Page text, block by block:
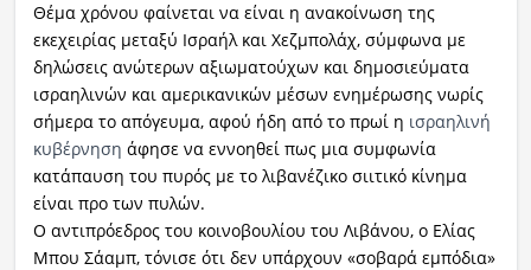
Εκπομπές
Πολιτισμός
Θέμα χρόνου φαίνεται να είναι η ανακοίνωση της
εκεχειρίας μεταξύ Ισραήλ και Χεζμπολάχ, σύμφωνα με
δηλώσεις ανώτερων αξιωματούχων και δημοσιεύματα
ισραηλινών και αμερικανικών μέσων ενημέρωσης νωρίς
σήμερα το απόγευμα, αφού ήδη από το πρωί η ισραηλινή
κυβέρνηση άφησε να εννοηθεί πως μια συμφωνία
κατάπαυση του πυρός με το λιβανέζικο σιιτικό κίνημα
είναι προ των πυλών.
Ο αντιπρόεδρος του κοινοβουλίου του Λιβάνου, ο Ελίας
Μπου Σάαμπ, τόνισε ότι δεν υπάρχουν «σοβαρά εμπόδια»